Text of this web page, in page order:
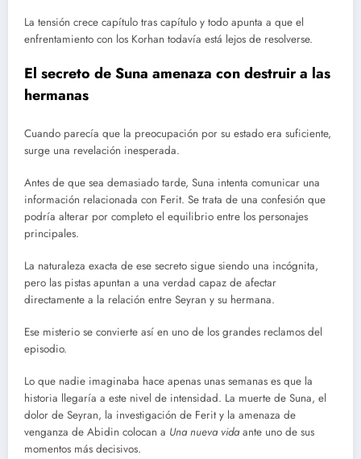
La tensión crece capítulo tras capítulo y todo apunta a que el
enfrentamiento con los Korhan todavía está lejos de resolverse.
El secreto de Suna amenaza con destruir a las
hermanas
Cuando parecía que la preocupación por su estado era suficiente,
surge una revelación inesperada.
Antes de que sea demasiado tarde, Suna intenta comunicar una
información relacionada con Ferit. Se trata de una confesión que
podría alterar por completo el equilibrio entre los personajes
principales.
La naturaleza exacta de ese secreto sigue siendo una incógnita,
pero las pistas apuntan a una verdad capaz de afectar
directamente a la relación entre Seyran y su hermana.
Ese misterio se convierte así en uno de los grandes reclamos del
episodio.
Lo que nadie imaginaba hace apenas unas semanas es que la
historia llegaría a este nivel de intensidad. La muerte de Suna, el
dolor de Seyran, la investigación de Ferit y la amenaza de
venganza de Abidin colocan a Una nueva vidaante uno de sus
momentos más decisivos.